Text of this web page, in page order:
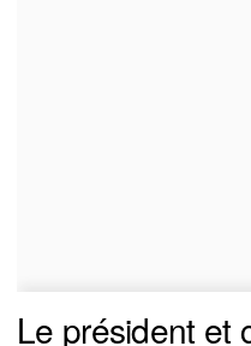
Le président et